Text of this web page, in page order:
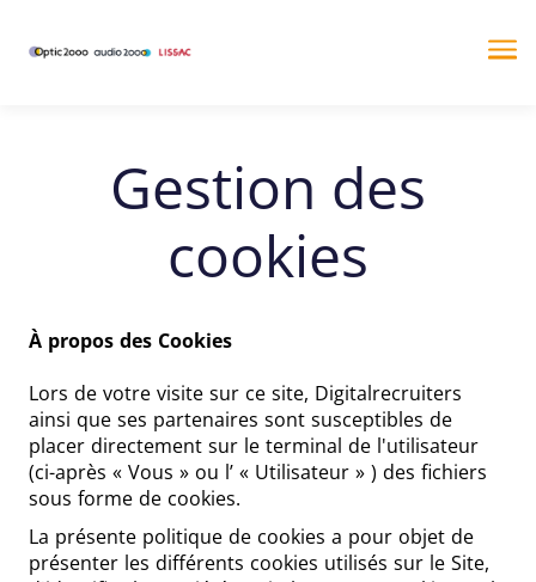
Gestion des
cookies
À propos des Cookies
Lors de votre visite sur ce site, Digitalrecruiters
ainsi que ses partenaires sont susceptibles de
placer directement sur le terminal de l'utilisateur
(ci-après « Vous » ou l’ « Utilisateur » ) des fichiers
sous forme de cookies.
La présente politique de cookies a pour objet de
présenter les différents cookies utilisés sur le Site,